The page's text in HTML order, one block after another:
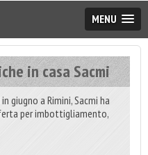
MENU
in casa Sacmi
giugno a Rimini, Sacmi ha
per imbottigliamento,